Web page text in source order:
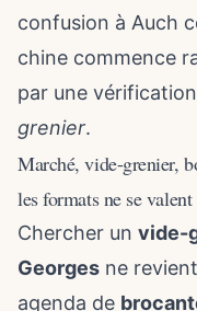
confusion à Auch
chine commence
par une
grenier.
Marché, vide-grenier,
les formats ne se valent
Chercher un vide-
Georges ne
agenda de